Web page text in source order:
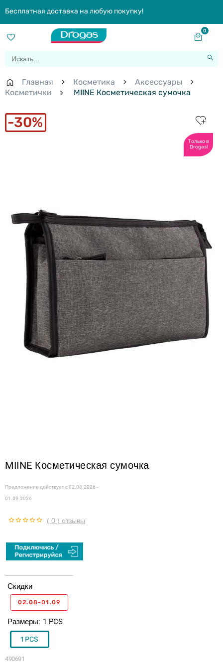
Бесплатная доставка на любую покупку!
0
Главная Косметика
Aксессуары
Косметички
MIINE Косметическая сумочка
30%
Только в
Drogas!
MIINE Косметическая сумочка
Предложение действует с02.08.2026 -
01.09.2026
( 0 ) отзывы
490691
Размеры 1 PCS
1 PCS
Скидки
02.08-01.09